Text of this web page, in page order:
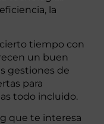
la
tiempo con
un buen
gestiones de
para
todo incluido.
que te interesa